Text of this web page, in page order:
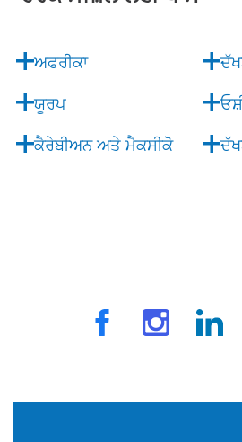
ਅਫਰੀਕਾ
ਯੂਰਪ
ਕੈਰੇਬੀਅਨ ਅਤੇ ਮੈਕਸੀਕੋ